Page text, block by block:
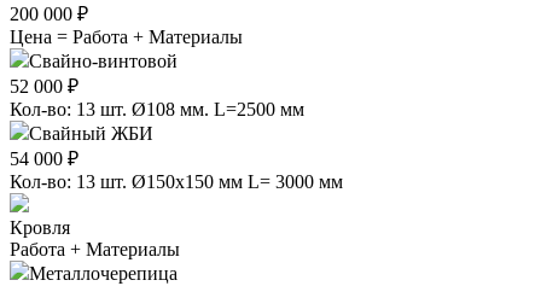
200 000 ₽
Цена = Работа + Материалы
Свайно-винтовой
52 000 ₽
Кол-во: 13 шт. Ø108 мм. L=2500 мм
Свайный ЖБИ
54 000 ₽
Кол-во: 13 шт. Ø150х150 мм L= 3000 мм
Кровля
Работа + Материалы
Металлочерепица